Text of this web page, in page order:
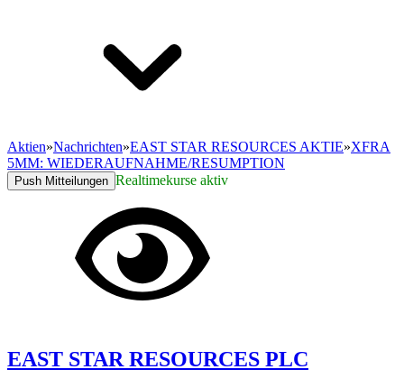
Aktien»Nachrichten»EAST STAR RESOURCES AKTIE»XFRA
5MM: WIEDERAUFNAHME/RESUMPTION
Push Mitteilungen Realtimekurse aktiv
EAST STAR RESOURCES PLC